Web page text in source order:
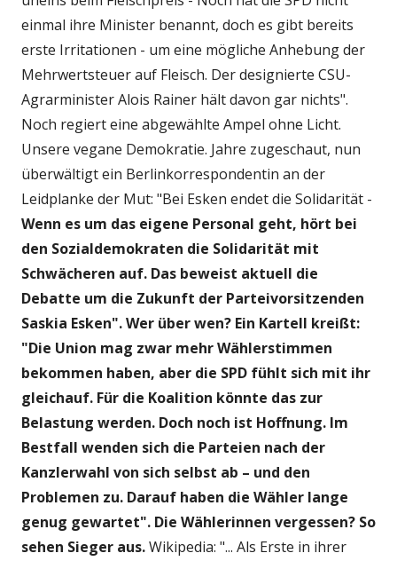
einmal ihre Minister benannt, doch es gibt bereits
erste Irritationen - um eine mögliche Anhebung der
Mehrwertsteuer auf Fleisch. Der designierte CSU-
Agrarminister Alois Rainer hält davon gar nichts".
Noch regiert eine abgewählte Ampel ohne Licht.
Unsere vegane Demokratie. Jahre zugeschaut, nun
überwältigt ein Berlinkorrespondentin an der
Leidplanke der Mut: "Bei Esken endet die Solidarität -
Wenn es um das eigene Personal geht, hört bei
den Sozialdemokraten die Solidarität mit
Schwächeren auf. Das beweist aktuell die
Debatte um die Zukunft der Parteivorsitzenden
Saskia Esken". Wer über wen? Ein Kartell kreißt:
"Die Union mag zwar mehr Wählerstimmen
bekommen haben, aber die SPD fühlt sich mit ihr
gleichauf. Für die Koalition könnte das zur
Belastung werden. Doch noch ist Hoffnung. Im
Bestfall wenden sich die Parteien nach der
Kanzlerwahl von sich selbst ab – und den
Problemen zu. Darauf haben die Wähler lange
genug gewartet". Die Wählerinnen vergessen? So
sehen Sieger aus.Wikipedia: "... Als Erste in ihrer